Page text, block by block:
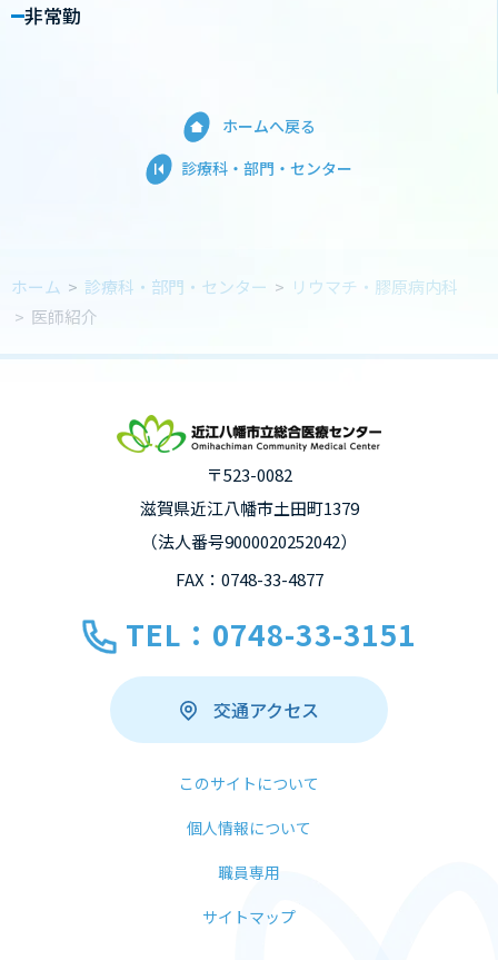
非常勤
診療科・部門・センター
ホームへ戻る
ホーム > 診療科・部門・センター > リウマチ・膠原病内科
> 医師紹介
〒523-0082
滋賀県近江八幡市土田町1379
（法人番号9000020252042）
FAX：0748-33-4877
TEL：0748-33-3151
交通アクセス
このサイトについて
個人情報について
職員専用
サイトマップ